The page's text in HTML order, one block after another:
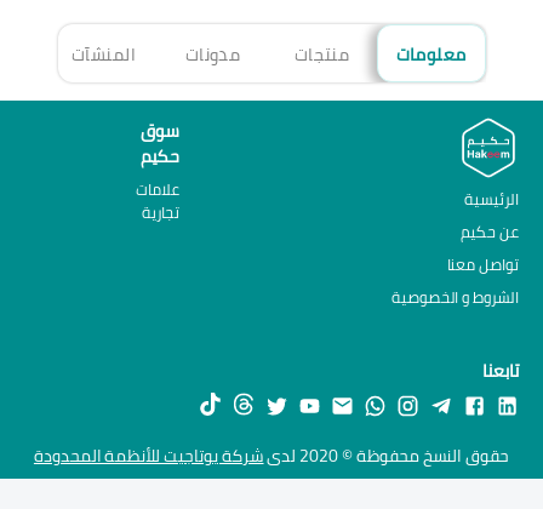
معلومات منتجات مدونات المنشآت
الرئيسية
عن حكيم
تواصل معنا
الشروط و الخصوصية
سوق
حكيم
علامات
تجارية
تابعنا
حقوق النسخ محفوظة © 2020 لدى شركة يوتاجيت للأنظمة المحدودة